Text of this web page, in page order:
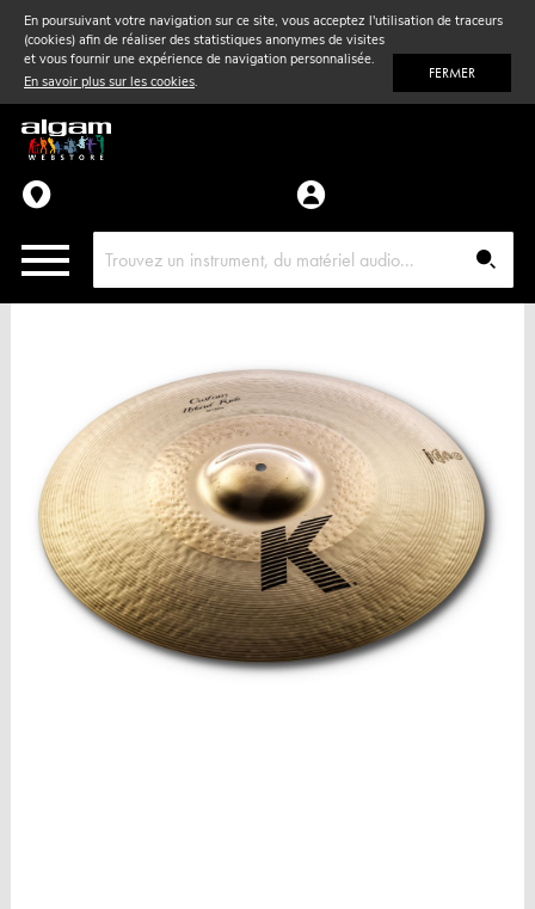
En poursuivant votre navigation sur ce site, vous acceptez l'utilisation de traceurs
(cookies) afin de réaliser des statistiques anonymes de visites
et vous fournir une expérience de navigation personnalisée.
En savoir plus sur les cookies. FERMER
Vent& Violon
Accessoires
Pièces détachées